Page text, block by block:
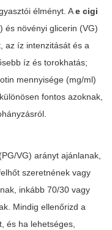
élményt. Ae cigi
és növényi glicerin (VG)
az íz intenzitását és a
íz és torokhatás;
mennyisége (mg/ml)
fontos azoknak,
VG) arányt ajánlanak,
szeretnének vagy
inkább 70/30 vagy
Mindig ellenőrizd a
és ha lehetséges,